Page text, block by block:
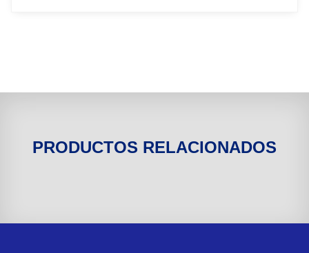
PRODUCTOS RELACIONADOS